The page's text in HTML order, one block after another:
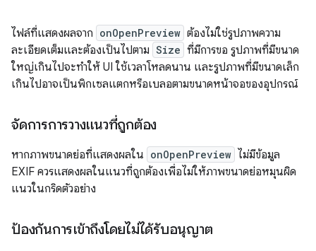
ไฟล์ที่แสดงผลจาก onOpenPreview ต้องไม่ใช่รูปภาพความ
ละเอียดเต็มและต้องเป็นไปตาม Size ที่มีการขอ รูปภาพที่มีขนาด
ใหญ่เกินไปจะทำให้ UI ใช้เวลาโหลดนาน และรูปภาพที่มีขนาดเล็ก
เกินไปอาจเป็นพิกเซลแตกหรือเบลอตามขนาดหน้าจอของอุปกรณ์
จัดการการวางแนวที่ถูกต้อง
หากภาพขนาดย่อที่แสดงผลใน onOpenPreview ไม่มีข้อมูล
EXIF ควรแสดงผลในแนวที่ถูกต้องเพื่อไม่ให้ภาพขนาดย่อหมุนผิด
แนวในกริดตัวอย่าง
ป้องกันการเข้าถึงโดยไม่ได้รับอนุญาต